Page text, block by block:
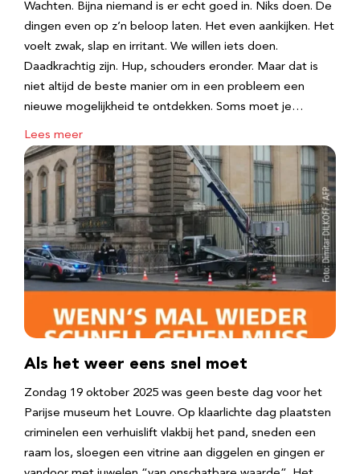
Wachten. Bijna niemand is er echt goed in. Niks doen. De
dingen even op z’n beloop laten. Het even aankijken. Het
voelt zwak, slap en irritant. We willen iets doen.
Daadkrachtig zijn. Hup, schouders eronder. Maar dat is
niet altijd de beste manier om in een probleem een
nieuwe mogelijkheid te ontdekken. Soms moet je…
Lees meer
Als het weer eens snel moet
Zondag 19 oktober 2025 was geen beste dag voor het
Parijse museum het Louvre. Op klaarlichte dag plaatsten
criminelen een verhuislift vlakbij het pand, sneden een
raam los, sloegen een vitrine aan diggelen en gingen er